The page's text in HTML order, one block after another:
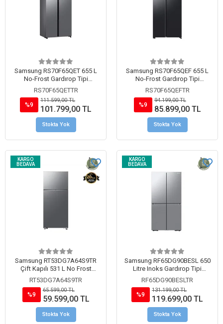
Samsung RS70F65QET 655 L
No-Frost Gardırop Tipi
Buzdolabı Inox
RS70F65QETTR
%9
111.599,00 TL
101.799,00 TL
Stokta Yok
Samsung RS70F65QEF 655 L
No-Frost Gardırop Tipi
Buzdolabı Siyah
RS70F65QEFTR
%9
94.199,00 TL
85.899,00 TL
Stokta Yok
KARGO
BEDAVA
Samsung RT53DG7A64S9TR
Çift Kapılı 531 L No Frost
Buzdolabı Inoks
RT53DG7A64S9TR
%9
65.599,00 TL
59.599,00 TL
Stokta Yok
KARGO
BEDAVA
Samsung RF65DG90BESL 650
Litre Inoks Gardırop Tipi
Buzdolabı
RF65DG90BESLTR
%9
131.199,00 TL
119.699,00 TL
Stokta Yok